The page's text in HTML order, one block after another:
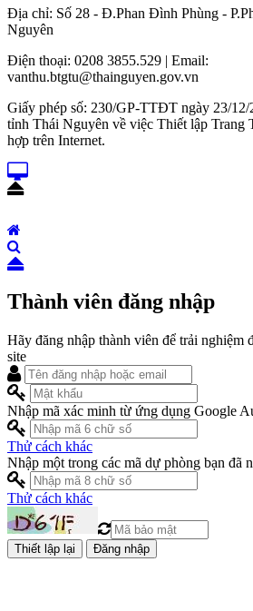
Địa chỉ: Số 28 - Đ.Phan Đình Phùng -
Nguyên
Điện thoại: 0208 3855.529 | Email:
vanthu.btgtu@thainguyen.gov.vn
Giấy phép số: 230/GP-TTĐT ngày 23/
tỉnh Thái Nguyên về việc Thiết lập Trang
hợp trên Internet.
Thành viên đăng nhập
Hãy đăng nhập thành viên để trải nghiệm
site
Nhập mã xác minh từ ứng dụng Google
Thử cách khác
Nhập một trong các mã dự phòng bạn đã
Thử cách khác
Đăng nhập